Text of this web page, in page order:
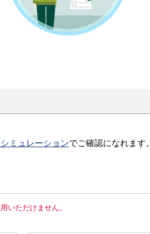
ミュレーションでご確認になれます。
いただけません。